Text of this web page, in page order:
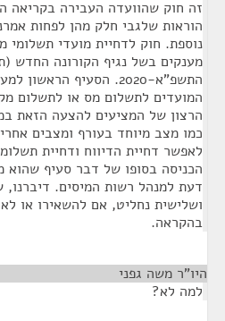
זה חוק שהוועדה העבירה בקריאה
הוראות שלגבי חלק מהן לפחות
נוספת. חוק לדחיית מועדי תשלומי
מענקים בשל נגיף הקורונה החדש
התשפ"א-2020. הסעיף
המועדים לתשלום מס או לתשלום
הרצון של המציעים להצעה הזאת
כמו מצב מיוחד בעורף ומצבים
לאפשר דחיית הדיווח ודחיית
הכניסה בסופו של דבר סעיף שהוא
דעת למנהל רשות המיסים.
ושלישית נחליט, אם להשאירו או
בהקראה.
היו"ר משה גפני
למה לא?